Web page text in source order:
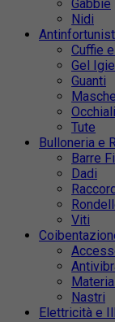
Gabbie
Nidi
Cuffie
Gel
Guanti
Occhiali
Tute
Bulloneria e
Barre
Dadi
Viti
Nastri
Elettricità e